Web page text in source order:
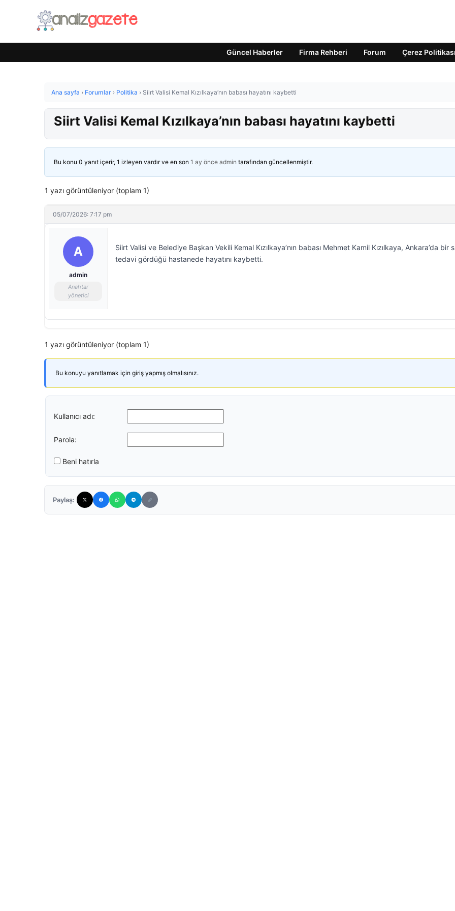
Güncel Haberler Firma Rehberi Forum Çerez Politikası
Ana sayfa › Forumlar › Politika › Siirt Valisi Kemal Kızılkaya’nın babası hayatını kaybetti
Siirt Valisi Kemal Kızılkaya’nın babası hayatını kaybetti
Bu konu 0 yanıt içerir, 1 izleyen vardır ve en son 1 ay önce admin tarafından güncellenmiştir.
1 yazı görüntüleniyor (toplam 1)
05/07/2026: 7:17 pm
A
admin
Anahtar
yönetici
Siirt Valisi ve Belediye Başkan Vekili Kemal Kızılkaya’nın babası Mehmet Kamil Kızılkaya, Ankara’da bir
tedavi gördüğü hastanede hayatını kaybetti.
1 yazı görüntüleniyor (toplam 1)
Bu konuyu yanıtlamak için giriş yapmış olmalısınız.
Kullanıcı adı:
Parola:
Beni hatırla
Paylaş: